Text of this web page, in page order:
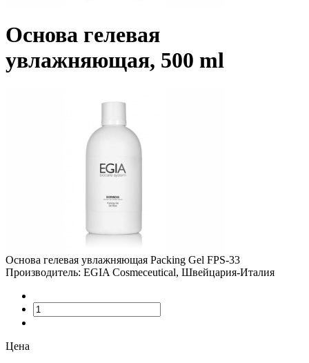
Основа гелевая
увлажняющая, 500 ml
Основа гелевая увлажняющая Packing Gel FPS-33
Производитель: EGIA Cosmeceutical, Швейцария-Италия
Цена